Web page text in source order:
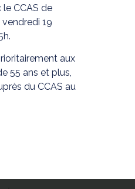
CCAS de
19
aux
55 ans et plus,
du CCAS au